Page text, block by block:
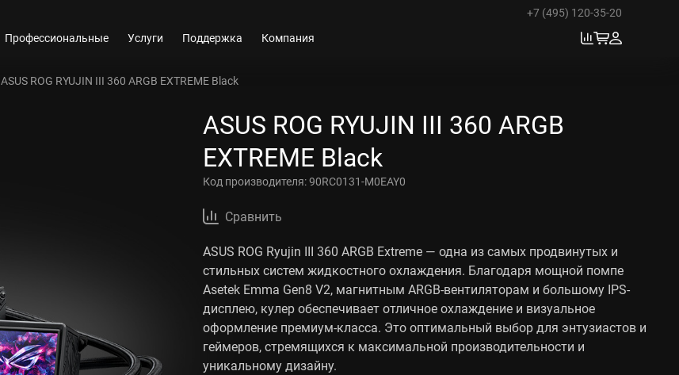
+7 (495) 120-35-20
Профессиональные Услуги Поддержка Компания
ASUS ROG RYUJIN III 360 ARGB EXTREME Black
ASUS ROG RYUJIN III 360 ARGB
EXTREME Black
Код производителя:90RC0131-M0EAY0
Сравнить
ASUS ROG Ryujin III 360 ARGB Extreme — одна из самых продвинутых и
стильных систем жидкостного охлаждения. Благодаря мощной помпе
Asetek Emma Gen8 V2, магнитным ARGB-вентиляторам и большому IPS-
дисплею, кулер обеспечивает отличное охлаждение и визуальное
оформление премиум-класса. Это оптимальный выбор для энтузиастов и
геймеров, стремящихся к максимальной производительности и
уникальному дизайну.